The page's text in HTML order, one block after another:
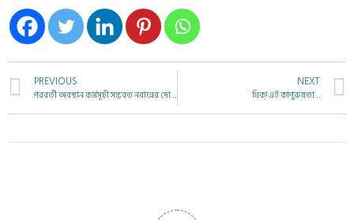
PREVIOUS
পরবর্তী অবস্থান কর্মসূচী সম্ভবত নবান্নের দোরগোড়ায় হবে
NEXT
ধিক্! এই কাপুরুষতা…